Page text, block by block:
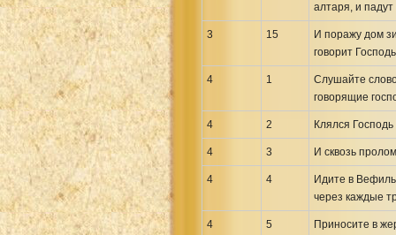
алтаря, и
3 15
И поражу дом
говорит
4 1
Слушайте
говорящие
4 2 Клялся
4 3 И сквозь
4 4
Идите в
через каждые
4 5
Приносите в